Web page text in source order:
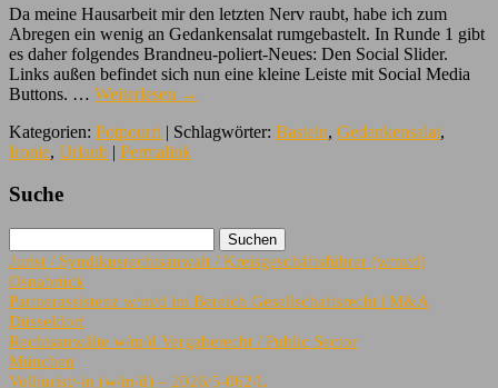
Da meine Hausarbeit mir den letzten Nerv raubt, habe ich zum
Abregen ein wenig an Gedankensalat rumgebastelt. In Runde 1 gibt
es daher folgendes Brandneu-poliert-Neues: Den Social Slider.
Links außen befindet sich nun eine kleine Leiste mit Social Media
Buttons. … Weiterlesen →
Kategorien: Potpourri | Schlagwörter: Basteln, Gedankensalat,
Ironie, Urlaub | Permalink
Suche
Jurist / Syndikusrechtsanwalt / Kreisgeschäftsführer (w/m/d)
Osnabrück
Partnerassistenz w/m/d im Bereich Gesellschaftsrecht | M&A
Düsseldorf
Rechtsanwälte w/m/d Vergaberecht / Public Sector
München
Volljurist/-in (w/m/d) – 2026/5-062/L